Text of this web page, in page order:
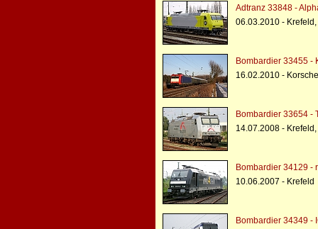
Adtranz 33848 -
06.03.2010 -
Bombardier 33455 -
16.02.2010 -
Bombardier 33654 -
14.07.2008 -
Bombardier 34129 -
10.06.2007 - Krefeld
Bombardier 34349 -